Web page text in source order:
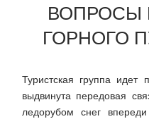
ВОПРОСЫ
ГОРНОГО
Туристская группа идет
выдвинута передовая
ледорубом снег